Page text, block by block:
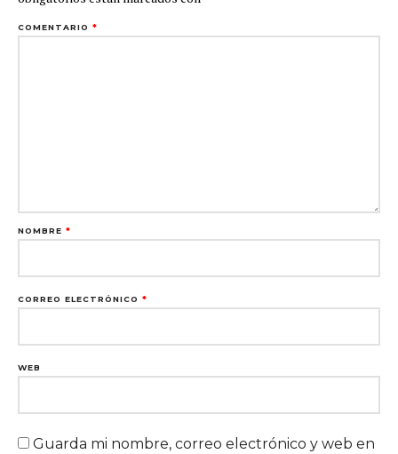
COMENTARIO *
NOMBRE *
CORREO ELECTRÓNICO *
WEB
Guarda mi nombre, correo electrónico y web en